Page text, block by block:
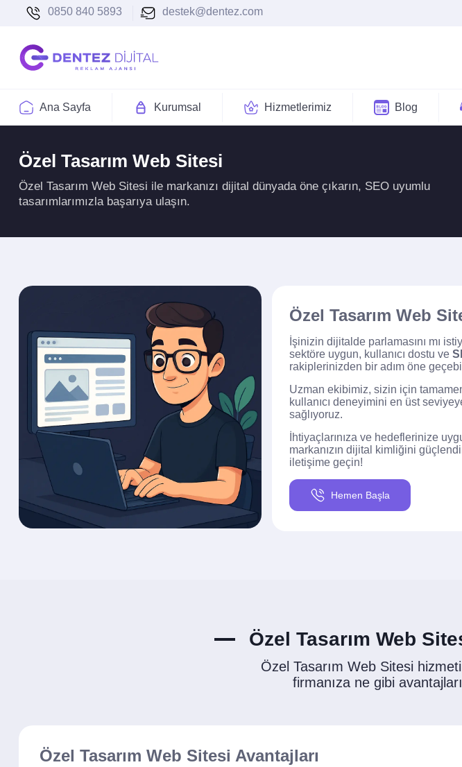
0850 840 5893 destek@dentez.com
Ana Sayfa Kurumsal Hizmetlerimiz Blog
Özel Tasarım Web Sitesi
Özel Tasarım Web Sitesi ile markanızı dijital dünyada öne çıkarın, SEO uyumlu
tasarımlarımızla başarıya ulaşın.
Özel Tasarım Web
İşinizin dijitalde parlamasını mı
sektöre uygun, kullanıcı dostu ve
rakiplerinizden bir adım öne
Uzman ekibimiz, sizin için
kullanıcı deneyimini en üst
sağlıyoruz.
İhtiyaçlarınıza ve hedeflerinize
markanızın dijital kimliğini
iletişime geçin!
Hemen Başla
Özel Tasarım Web
Özel Tasarım Web Sitesi
firmanıza ne gibi
Özel Tasarım Web Sitesi Avantajları